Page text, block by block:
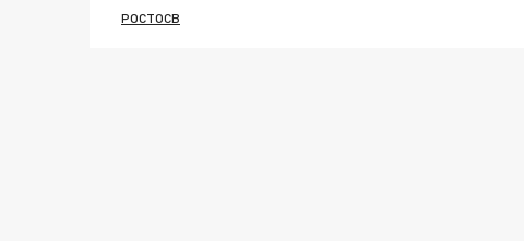
РОСТОСВ